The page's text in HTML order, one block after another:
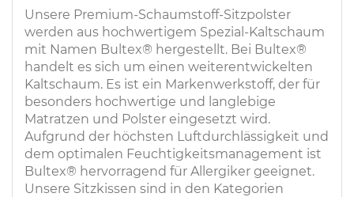
Unsere Premium-Schaumstoff-Sitzpolster
werden aus hochwertigem Spezial-Kaltschaum
mit Namen Bultex® hergestellt. Bei Bultex®
handelt es sich um einen weiterentwickelten
Kaltschaum. Es ist ein Markenwerkstoff, der für
besonders hochwertige und langlebige
Matratzen und Polster eingesetzt wird.
Aufgrund der höchsten Luftdurchlässigkeit und
dem optimalen Feuchtigkeitsmanagement ist
Bultex® hervorragend für Allergiker geeignet.
Unsere Sitzkissen sind in den Kategorien